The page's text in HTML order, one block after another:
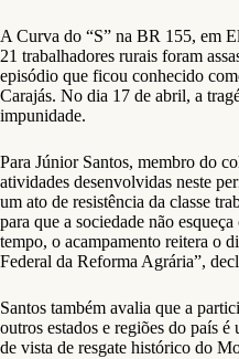
A Curva do “S” na BR 155, em
21 trabalhadores rurais foram
episódio que ficou conhecido
Carajás. No dia 17 de abril, a
impunidade.
Para Júnior Santos, membro do
atividades desenvolvidas neste
um ato de resistência da classe
para que a sociedade não
tempo, o acampamento reitera o
Federal da Reforma Agrária”,
Santos também avalia que a
outros estados e regiões do país
de vista de resgate histórico do